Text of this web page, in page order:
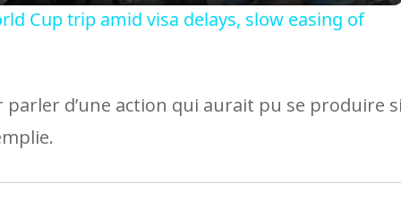
Cup trip amid visa delays, slow easing of
d’une action qui aurait pu se produire